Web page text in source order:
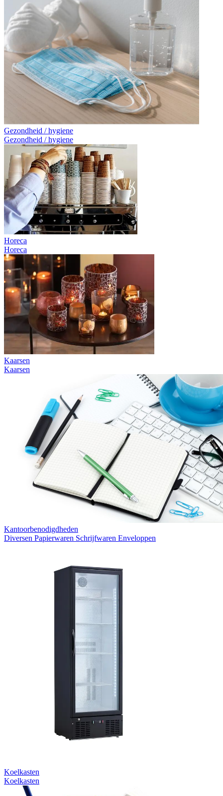
Gezondheid / hygiene
Gezondheid / hygiene
Horeca
Horeca
Kaarsen
Kaarsen
Kantoorbenodigdheden
Diversen Papierwaren Schrijfwaren Enveloppen
Koelkasten
Koelkasten